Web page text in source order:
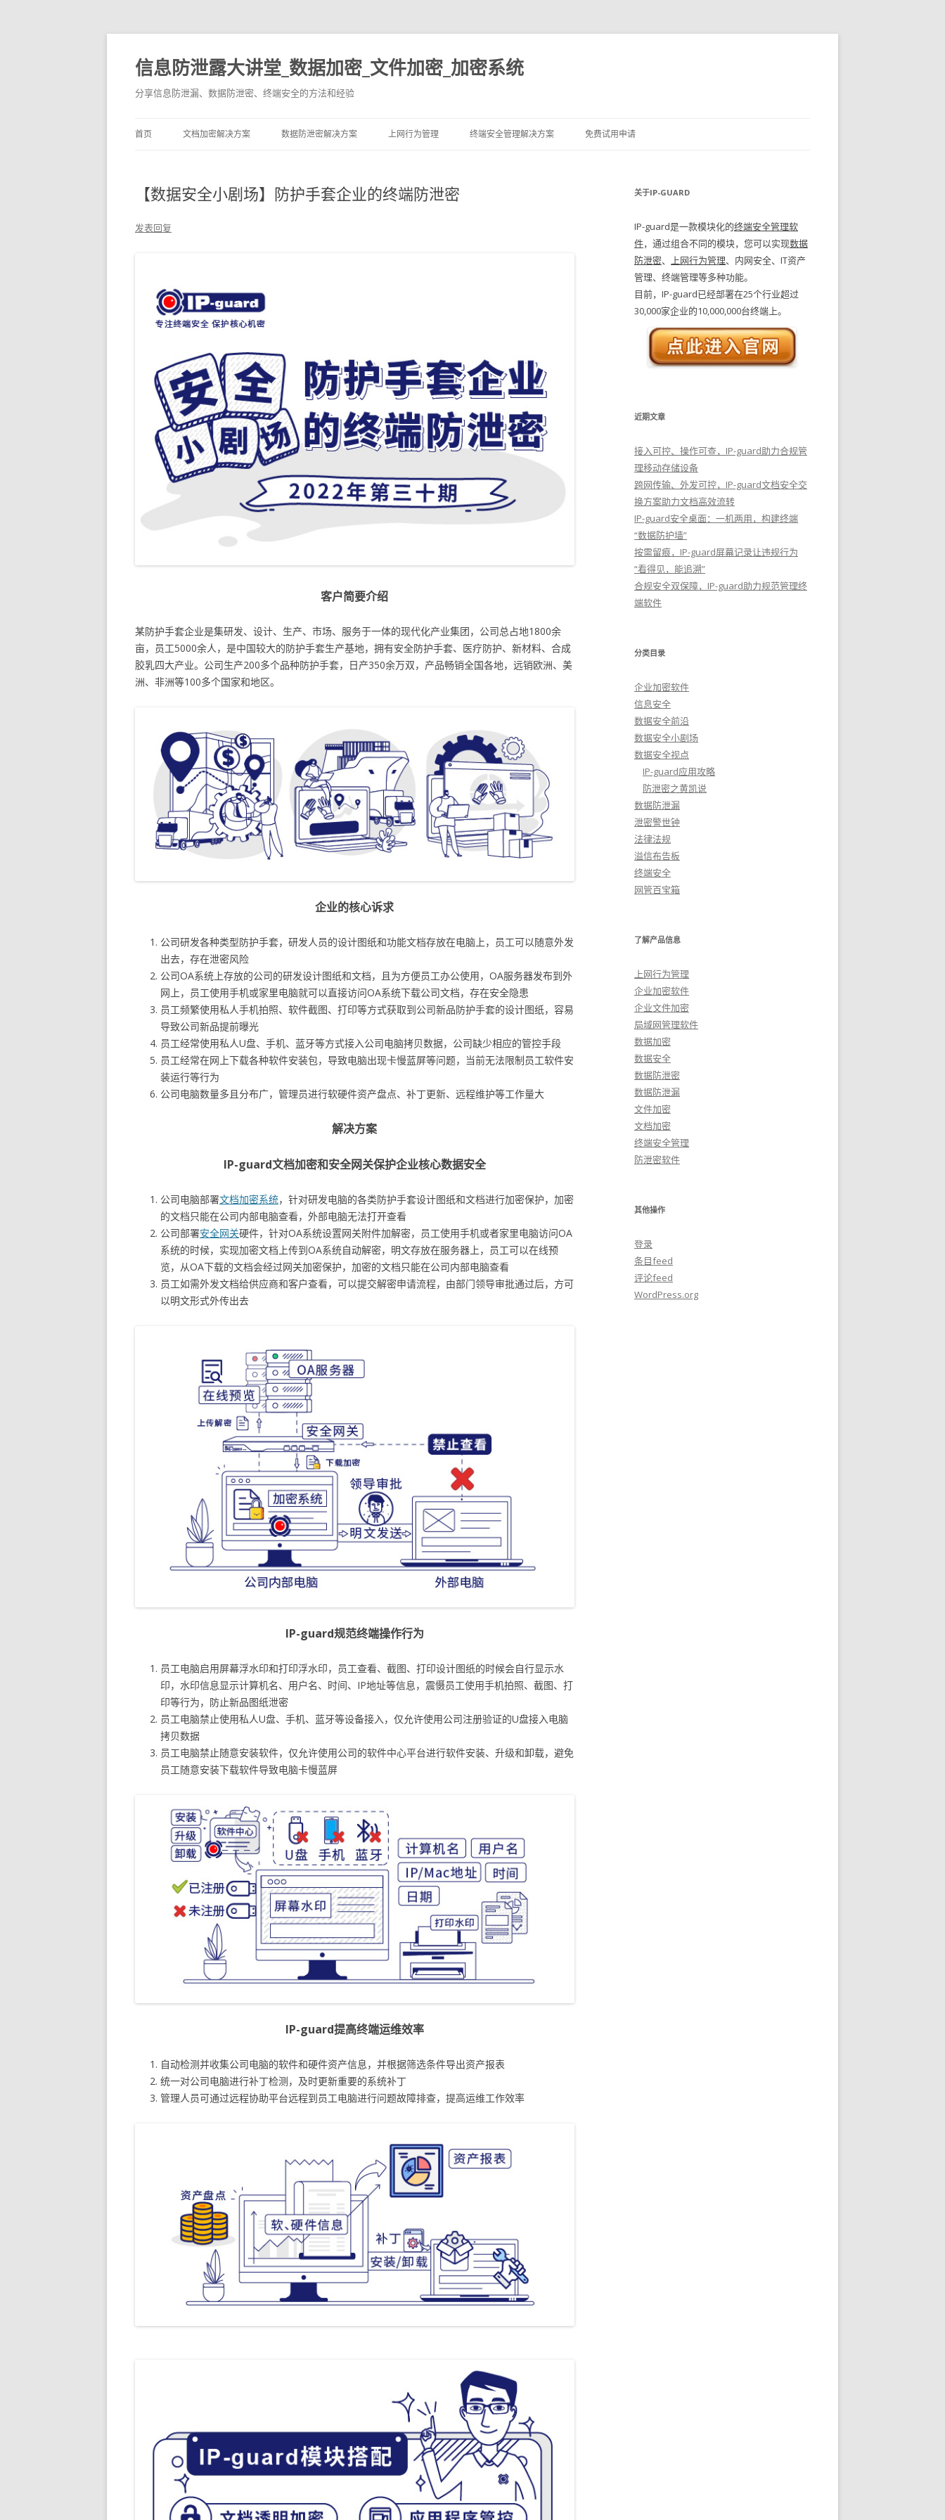
信息防泄露大讲堂_数据加密_文件加密_加密系统
分享信息防泄漏、数据防泄密、终端安全的方法和经验
首页 文档加密解决方案 数据防泄密解决方案 上网行为管理 终端安全管理解决方案 免费试用申请
【数据安全小剧场】防护手套企业的终端防泄密
发表回复
客户简要介绍
某防护手套企业是集研发、设计、生产、市场、服务于一体的现代化产业集团，公司总占地1800余
亩，员工5000余人，是中国较大的防护手套生产基地，拥有安全防护手套、医疗防护、新材料、合成
胶乳四大产业。公司生产200多个品种防护手套，日产350余万双，产品畅销全国各地，远销欧洲、美
洲、非洲等100多个国家和地区。
企业的核心诉求
公司研发各种类型防护手套，研发人员的设计图纸和功能文档存放在电脑上，员工可以随意外发
出去，存在泄密风险
公司OA系统上存放的公司的研发设计图纸和文档，且为方便员工办公使用，OA服务器发布到外
网上，员工使用手机或家里电脑就可以直接访问OA系统下载公司文档，存在安全隐患
员工频繁使用私人手机拍照、软件截图、打印等方式获取到公司新品防护手套的设计图纸，容易
导致公司新品提前曝光
员工经常使用私人U盘、手机、蓝牙等方式接入公司电脑拷贝数据，公司缺少相应的管控手段
员工经常在网上下载各种软件安装包，导致电脑出现卡慢蓝屏等问题，当前无法限制员工软件安
装运行等行为
公司电脑数量多且分布广，管理员进行软硬件资产盘点、补丁更新、远程维护等工作量大
解决方案
IP-guard文档加密和安全网关保护企业核心数据安全
公司电脑部署文档加密系统，针对研发电脑的各类防护手套设计图纸和文档进行加密保护，加密
的文档只能在公司内部电脑查看，外部电脑无法打开查看
公司部署安全网关硬件，针对OA系统设置网关附件加解密，员工使用手机或者家里电脑访问OA
系统的时候，实现加密文档上传到OA系统自动解密，明文存放在服务器上，员工可以在线预
览，从OA下载的文档会经过网关加密保护，加密的文档只能在公司内部电脑查看
员工如需外发文档给供应商和客户查看，可以提交解密申请流程，由部门领导审批通过后，方可
以明文形式外传出去
IP-guard规范终端操作行为
员工电脑启用屏幕浮水印和打印浮水印，员工查看、截图、打印设计图纸的时候会自行显示水
印，水印信息显示计算机名、用户名、时间、IP地址等信息，震慑员工使用手机拍照、截图、打
印等行为，防止新品图纸泄密
员工电脑禁止使用私人U盘、手机、蓝牙等设备接入，仅允许使用公司注册验证的U盘接入电脑
拷贝数据
员工电脑禁止随意安装软件，仅允许使用公司的软件中心平台进行软件安装、升级和卸载，避免
员工随意安装下载软件导致电脑卡慢蓝屏
IP-guard提高终端运维效率
自动检测并收集公司电脑的软件和硬件资产信息，并根据筛选条件导出资产报表
统一对公司电脑进行补丁检测，及时更新重要的系统补丁
管理人员可通过远程协助平台远程到员工电脑进行问题故障排查，提高运维工作效率
关于IP-GUARD
IP-guard是一款模块化的终端安全管理软
件，通过组合不同的模块，您可以实现数据
防泄密、 上网行为管理、内网安全、IT资产
管理、终端管理等多种功能。
目前，IP-guard已经部署在25个行业超过
30,000家企业的10,000,000台终端上。
近期文章
接入可控、操作可查，IP-guard助力合规管
理移动存储设备
跨网传输、外发可控，IP-guard文档安全交
换方案助力文档高效流转
IP-guard安全桌面：一机两用，构建终端
“数据防护墙”
按需留痕，IP-guard屏幕记录让违规行为
“看得见，能追溯”
合规安全双保障，IP-guard助力规范管理终
端软件
分类目录
企业加密软件
信息安全
数据安全前沿
数据安全小剧场
数据安全视点
IP-guard应用攻略
防泄密之黄凯说
数据防泄漏
泄密警世钟
法律法规
溢信布告板
终端安全
网管百宝箱
了解产品信息
上网行为管理
企业加密软件
企业文件加密
局域网管理软件
数据加密
数据安全
数据防泄密
数据防泄漏
文件加密
文档加密
终端安全管理
防泄密软件
其他操作
登录
条目feed
评论feed
WordPress.org